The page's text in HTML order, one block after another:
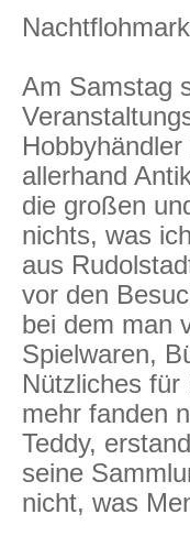
Am Samstag
allerhand
die großen
nichts, was
aus
vor den
bei dem man
Spielwaren,
Nützliches
mehr fanden
Teddy,
seine
nicht, was